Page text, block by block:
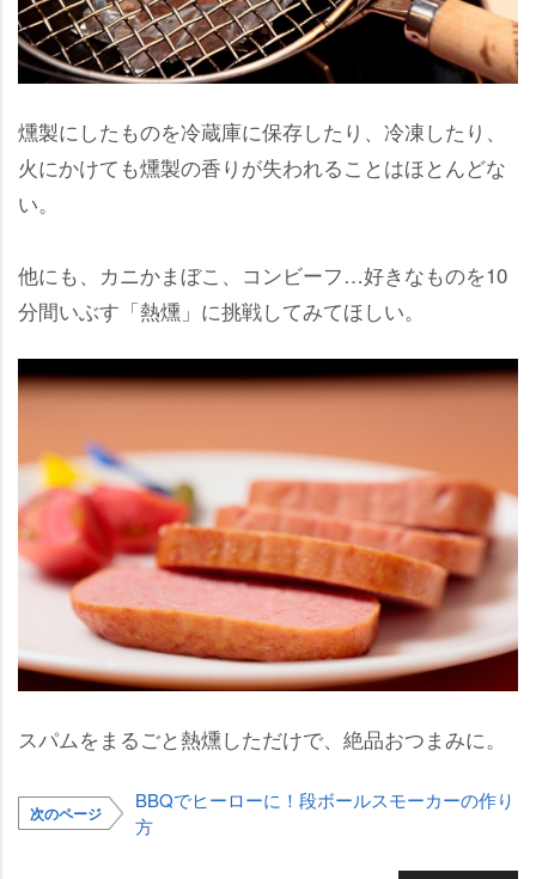
燻製にしたものを冷蔵庫に保存したり、冷凍したり、
火にかけても燻製の香りが失われることはほとんどな
い。
他にも、カニかまぼこ、コンビーフ…好きなものを10
分間いぶす「熱燻」に挑戦してみてほしい。
スパムをまるごと熱燻しただけで、絶品おつまみに。
次のページ
BBQでヒーローに！段ボールスモーカーの作り
方